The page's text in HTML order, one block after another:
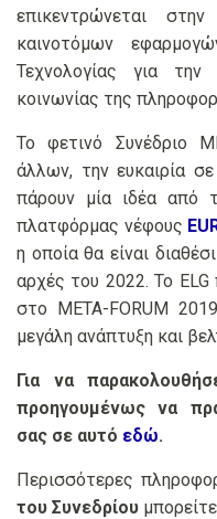
επικεντρώνεται
καινοτόμων
Τεχνολογίας για
κοινωνίας της
Το φετινό Συνέδριο
άλλων, την ευκαιρία
πάρουν μία ιδέα από
πλατφόρμας νέφους
η οποία θα είναι
αρχές του 2022. Το
στο META-FORUM
μεγάλη ανάπτυξη και
Για να
προηγουμένως να
σας σε αυτό εδώ.
Περισσότερες
του Συνεδρίου